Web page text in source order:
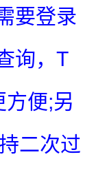
要登录
询，T
便;另
二次过